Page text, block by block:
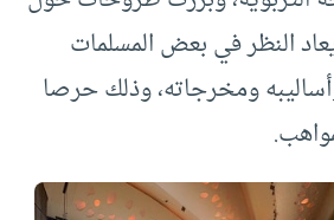
النظر في بعض المسلمات
ومخرجاته، وذلك حرصا
.